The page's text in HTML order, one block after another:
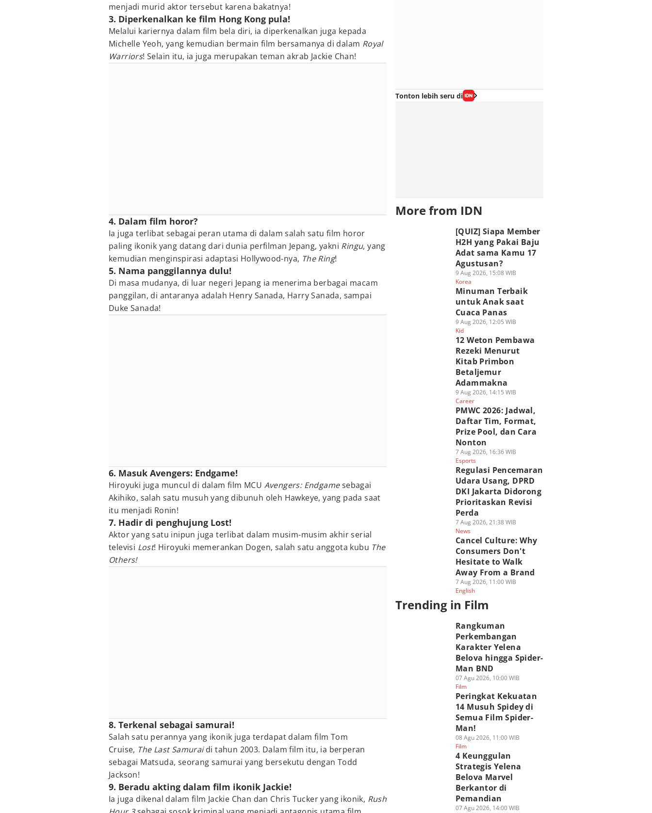
menjadi murid aktor tersebut karena bakatnya!
3. Diperkenalkan ke film Hong Kong pula!
Melalui kariernya dalam film bela diri, ia diperkenalkan juga kepada
Michelle Yeoh, yang kemudian bermain film bersamanya di dalam Royal
Warriors! Selain itu, ia juga merupakan teman akrab Jackie Chan!
4. Dalam film horor?
Ia juga terlibat sebagai peran utama di dalam salah satu film horor
paling ikonik yang datang dari dunia perfilman Jepang, yakni Ringu, yang
kemudian menginspirasi adaptasi Hollywood-nya, The Ring!
5. Nama panggilannya dulu!
Di masa mudanya, di luar negeri Jepang ia menerima berbagai macam
panggilan, di antaranya adalah Henry Sanada, Harry Sanada, sampai
Duke Sanada!
6. Masuk Avengers: Endgame!
Hiroyuki juga muncul di dalam film MCU Avengers: Endgamesebagai
Akihiko, salah satu musuh yang dibunuh oleh Hawkeye, yang pada saat
itu menjadi Ronin!
7. Hadir di penghujung Lost!
Aktor yang satu inipun juga terlibat dalam musim-musim akhir serial
televisi Lost! Hiroyuki memerankan Dogen, salah satu anggota kubu The
Others!
8. Terkenal sebagai samurai!
Salah satu perannya yang ikonik juga terdapat dalam film Tom
Cruise, The Last Samuraidi tahun 2003. Dalam film itu, ia berperan
sebagai Matsuda, seorang samurai yang bersekutu dengan Todd
Jackson!
9. Beradu akting dalam film ikonik Jackie!
Ia juga dikenal dalam film Jackie Chan dan Chris Tucker yang ikonik, Rush
Tonton lebih seru di
More from IDN
[QUIZ] Siapa Member
H2H yang Pakai Baju
Adat sama Kamu 17
Agustusan?
9 Aug 2026, 15:08 WIB
Korea
Minuman Terbaik
untuk Anak saat
Cuaca Panas
9 Aug 2026, 12:05 WIB
Kid
12 Weton Pembawa
Rezeki Menurut
Kitab Primbon
Betaljemur
Adammakna
9 Aug 2026, 14:15 WIB
Career
PMWC 2026: Jadwal,
Daftar Tim, Format,
Prize Pool, dan Cara
Nonton
7 Aug 2026, 16:36 WIB
Esports
Regulasi Pencemaran
Udara Usang, DPRD
DKI Jakarta Didorong
Prioritaskan Revisi
Perda
7 Aug 2026, 21:38 WIB
News
Cancel Culture: Why
Consumers Don't
Hesitate to Walk
Away From a Brand
7 Aug 2026, 11:00 WIB
English
Trending in Film
Rangkuman
Perkembangan
Karakter Yelena
Belova hingga Spider-
Man BND
07 Agu 2026, 10:00 WIB
Film
Peringkat Kekuatan
14 Musuh Spidey di
Semua Film Spider-
Man!
08 Agu 2026, 11:00 WIB
Film
4 Keunggulan
Strategis Yelena
Belova Marvel
Berkantor di
Pemandian
07 Agu 2026, 14:00 WIB